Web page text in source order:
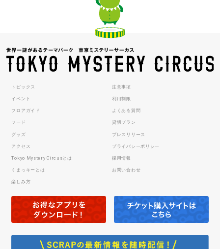
トピックス
イベント
フロアガイド
フード
グッズ
アクセス
Tokyo Mystery Circusとは
くまっキーとは
楽しみ方
注意事項
利用制限
よくある質問
貸切プラン
プレスリリース
プライバシーポリシー
採用情報
お問い合わせ